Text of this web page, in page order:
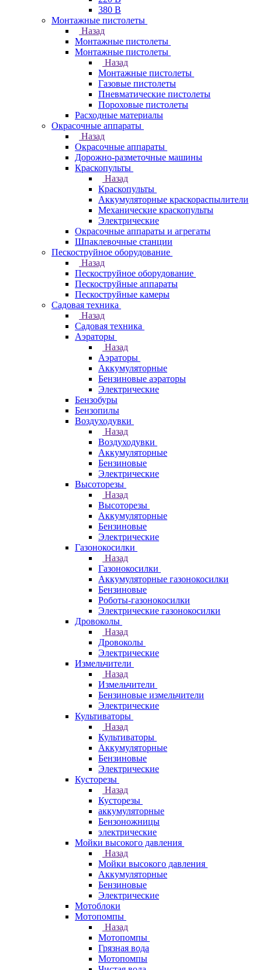
380 В
Монтажные пистолеты
Назад
Монтажные пистолеты
Монтажные пистолеты
Назад
Монтажные пистолеты
Газовые пистолеты
Пневматические пистолеты
Пороховые пистолеты
Расходные материалы
Окрасочные аппараты
Назад
Окрасочные аппараты
Дорожно-разметочные машины
Краскопульты
Назад
Краскопульты
Аккумуляторные краскораспылители
Механические краскопульты
Электрические
Окрасочные аппараты и агрегаты
Шпаклевочные станции
Пескоструйное оборудование
Назад
Пескоструйное оборудование
Пескоструйные аппараты
Пескоструйные камеры
Садовая техника
Назад
Садовая техника
Аэраторы
Назад
Аэраторы
Аккумуляторные
Бензиновые аэраторы
Электрические
Бензобуры
Бензопилы
Воздуходувки
Назад
Воздуходувки
Аккумуляторные
Бензиновые
Электрические
Высоторезы
Назад
Высоторезы
Аккумуляторные
Бензиновые
Электрические
Газонокосилки
Назад
Газонокосилки
Аккумуляторные газонокосилки
Бензиновые
Роботы-газонокосилки
Электрические газонокосилки
Дровоколы
Назад
Дровоколы
Электрические
Измельчители
Назад
Измельчители
Бензиновые измельчители
Электрические
Культиваторы
Назад
Культиваторы
Аккумуляторные
Бензиновые
Электрические
Кусторезы
Назад
Кусторезы
аккумуляторные
Бензоножницы
электрические
Мойки высокого давления
Назад
Мойки высокого давления
Аккумуляторные
Бензиновые
Электрические
Мотоблоки
Мотопомпы
Назад
Мотопомпы
Грязная вода
Мотопомпы